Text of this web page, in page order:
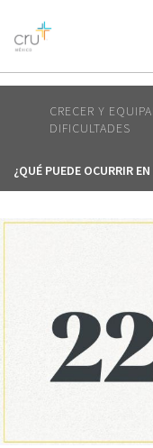
AFRICA
AMERICA /
OCEANIA
CRECER Y
DIFICULTADES
¿QUÉ PUEDE OCURRIR